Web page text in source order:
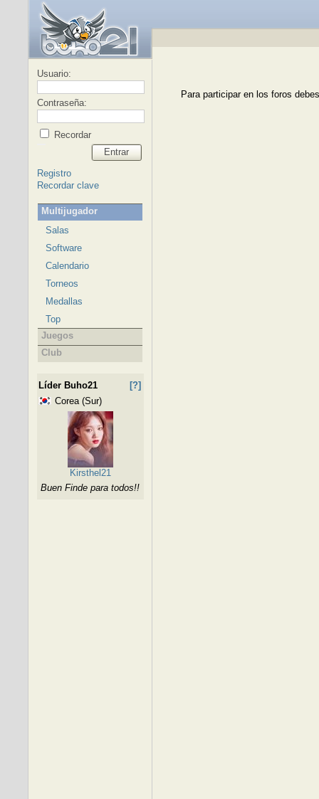
Usuario:
Contraseña:
Recordar
Entrar
Registro
Recordar clave
Multijugador
Salas
Software
Calendario
Torneos
Medallas
Top
Juegos
Club
Líder Buho21
[?]
Corea (Sur)
Kirsthel21
Buen Finde para todos!!
Para participar en los foros